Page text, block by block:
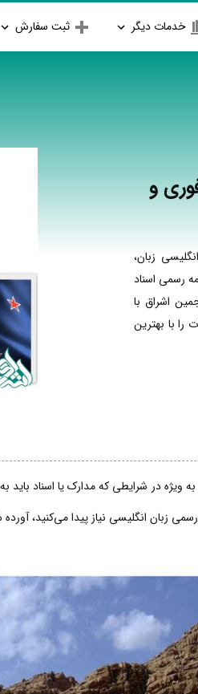
خدمات دیگر ثبت سفارش
و
زبان،
رسمی اسناد
اشراق با
با بهترین
ویژه در شرایطی که مدارک یا اسناد
زبان انگلیسی نیاز پیدا می‌کنید،